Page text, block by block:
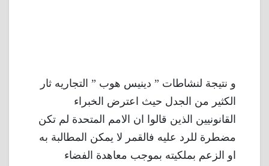
و نتيجة لنشاطات ” دينيس هوب ” التجاريه ثار
الكثير من الجدل حيث اعترض الخبراء
القانونيين الذين قالوا ان الامم المتحدة لم تكن
مضطرة للرد عليه فالقمر لا يمكن المطالبة به
او الزعم بملكيته بموجب معاهدة الفضاء